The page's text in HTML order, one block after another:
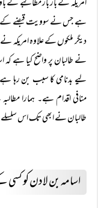
امریکہ کے بار بار مطالبے کے
ہے جس نے سوویت قبضے کے خلاف
دیگر ملکوں کے علاوہ امریکہ
نے طالبان پر واضح کیا ہے کہ
لیے بدنامی کا سبب بن رہا
منافی اقدام ہے۔ ہمارا
طالبان نے ابھی تک اس سلسلے
اسامہ بن لادن کو کسی